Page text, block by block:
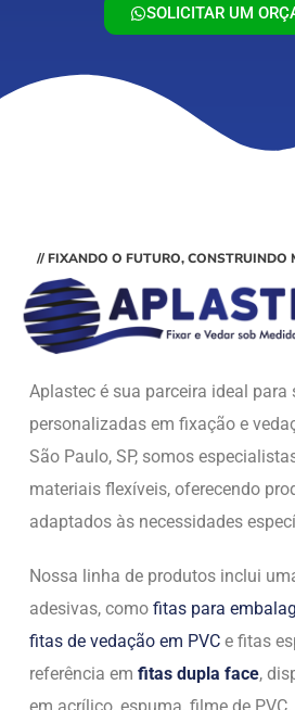
SOLICITAR UM
// FIXANDO O FUTURO, CONSTRUINDO
Aplastec é sua parceira ideal para
personalizadas em fixação e
São Paulo, SP, somos
materiais flexíveis, oferecendo
adaptados às necessidades
Nossa linha de produtos inclui
adesivas, como fitas para
fitas de vedação em PVC e fitas
referência em fitas dupla face,